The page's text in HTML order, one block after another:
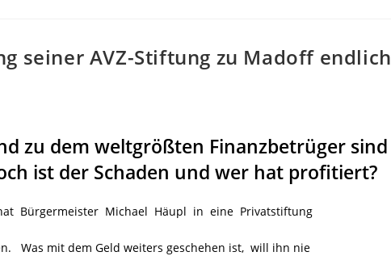
seiner AVZ-Stiftung zu Madoff endlich
zu dem weltgrößten Finanzbetrüger sind
ist der Schaden und wer hat profitiert?
Bürgermeister Michael Häupl in eine Privatstiftung
Was mit dem Geld weiters geschehen ist, will ihn nie